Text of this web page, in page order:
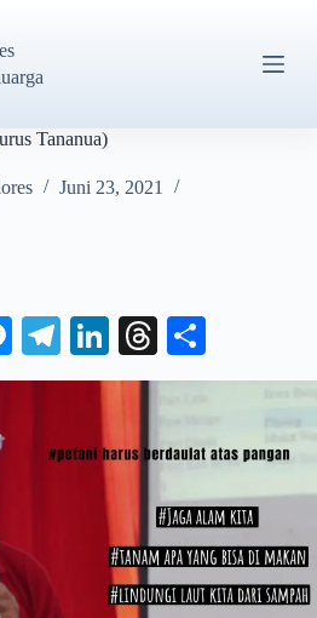
Tananua)
Juni 23, 2021
M
es
ng
Te
le
a
Li
nk
In
T
hr
ds
ha